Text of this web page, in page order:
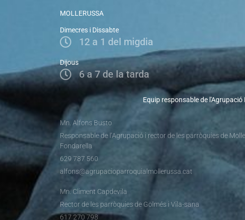
MOLLERUSSA
Dimecres i Dissabte
12 a 1 del migdia
Dijous
6 a 7 de la tarda
Equip responsable de
Mn. Alfons Busto
Responsable de l’Agrupació i rector de les parròquies de
Fondarella
629 787 560
alfons@agrupacioparroquialmollerussa.cat
Mn. Climent Capdevila
Rector de les parròquies de Golmés i Vila-sana
617 270 798